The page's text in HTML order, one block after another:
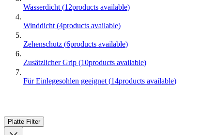
Wasserdicht (12products available)
Winddicht (4products available)
Zehenschutz (6products available)
Zusätzlicher Grip (10products available)
Für Einlegesohlen geeignet (14products available)
Platte Filter